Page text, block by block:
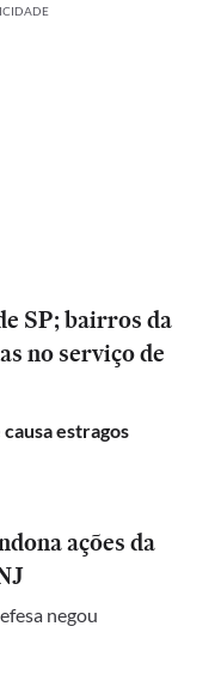
SP; bairros da
no serviço de
estragos
ações da
negou